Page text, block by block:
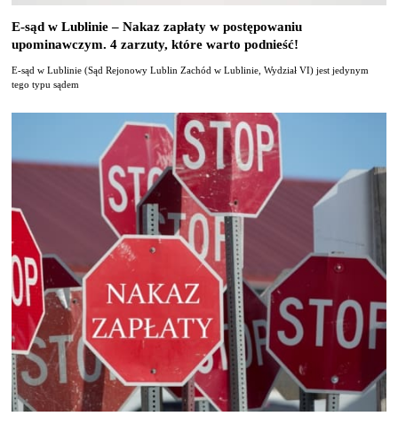
E-sąd w Lublinie – Nakaz zapłaty w postępowaniu
upominawczym. 4 zarzuty, które warto podnieść!
E-sąd w Lublinie (Sąd Rejonowy Lublin Zachód w Lublinie, Wydział VI) jest jedynym
tego typu sądem